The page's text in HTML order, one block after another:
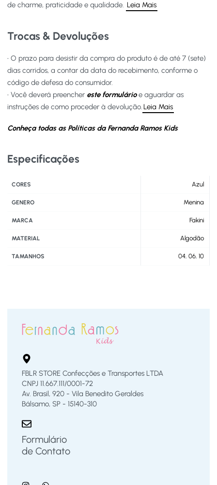
de charme, praticidade e qualidade. Leia Mais
Trocas & Devoluções
• O prazo para desistir da compra do produto é de até 7 (sete)
dias corridos, a contar da data do recebimento, conforme o
código de defesa do consumidor.
• Você deverá preencher este formulárioe aguardar as
instruções de como proceder à devolução.Leia Mais
Conheça todas as Políticas da Fernanda Ramos Kids
Especificações
CORES Azul
GENERO Menina
MARCA Fakini
MATERIAL Algodão
TAMANHOS 04, 06, 10
FBLR STORE Confecções e Transportes LTDA
CNPJ 11.667.111/0001-72
Av. Brasil, 920 - Vila Benedito Geraldes
Bálsamo, SP - 15140-310
Formulário
de Contato